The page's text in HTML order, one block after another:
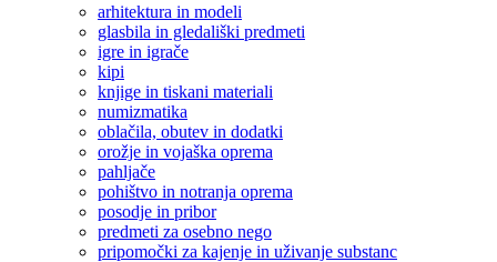
arhitektura in modeli
glasbila in gledališki predmeti
igre in igrače
kipi
knjige in tiskani materiali
numizmatika
oblačila, obutev in dodatki
orožje in vojaška oprema
pahljače
pohištvo in notranja oprema
posodje in pribor
predmeti za osebno nego
pripomočki za kajenje in uživanje substanc